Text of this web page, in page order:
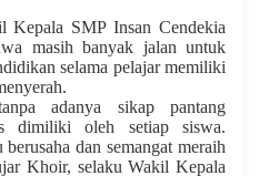
Kepala SMP Insan Cendekia
masih banyak jalan untuk
selama pelajar memiliki
adanya sikap pantang
dimiliki oleh setiap siswa.
dan semangat meraih
Khoir, selaku Wakil Kepala